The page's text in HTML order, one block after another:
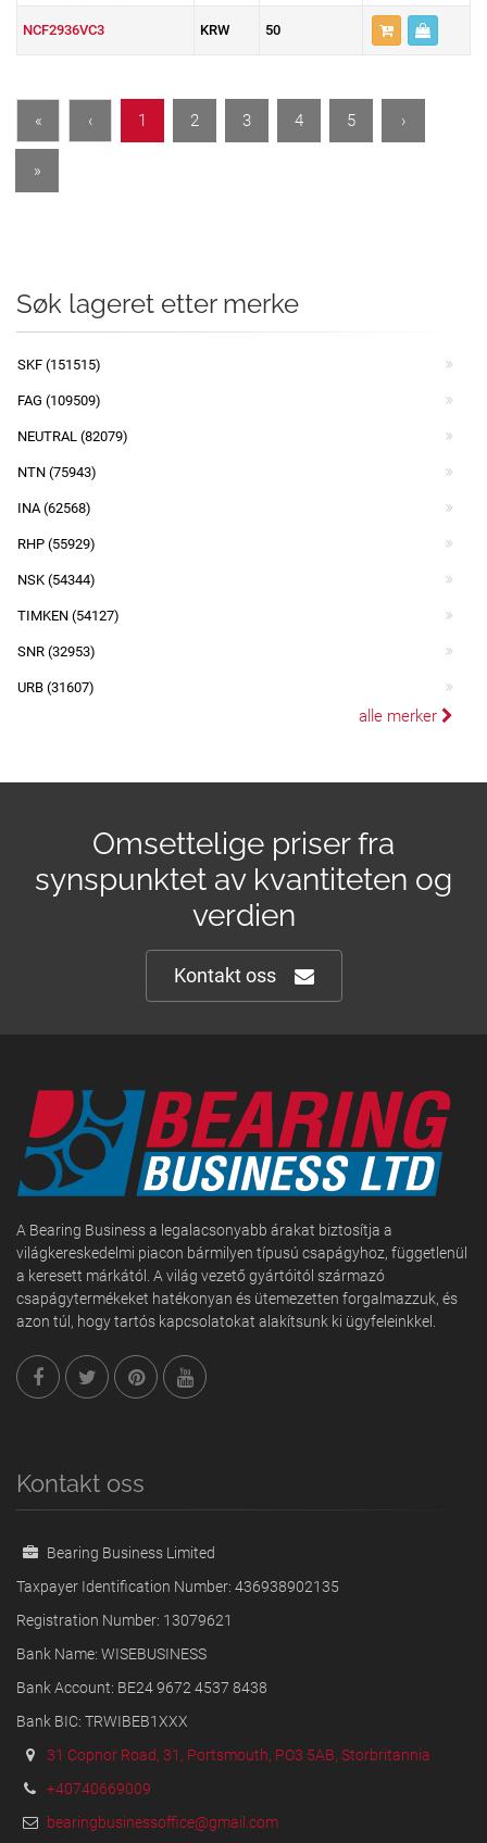
NCF2936VC3 KRW 50
« ‹ 1 2 3 4 5 ›
»
Søk lageret etter merke
SKF (151515)
FAG (109509)
NEUTRAL (82079)
NTN (75943)
INA (62568)
RHP (55929)
NSK (54344)
TIMKEN (54127)
SNR (32953)
URB (31607)
alle merker
Omsettelige priser fra
synspunktet av kvantiteten og
verdien
Kontakt oss
A Bearing Business a legalacsonyabb árakat biztosítja a
világkereskedelmi piacon bármilyen típusú csapágyhoz, függetlenül
a keresett márkától. A világ vezető gyártóitól származó
csapágytermékeket hatékonyan és ütemezetten forgalmazzuk, és
azon túl, hogy tartós kapcsolatokat alakítsunk ki ügyfeleinkkel.
Kontakt oss
Bearing Business Limited
Taxpayer Identification Number: 436938902135
Registration Number: 13079621
Bank Name: WISEBUSINESS
Bank Account: BE24 9672 4537 8438
Bank BIC: TRWIBEB1XXX
31 Copnor Road, 31, Portsmouth, PO3 5AB, Storbritannia
+40740669009
bearingbusinessoffice@gmail.com